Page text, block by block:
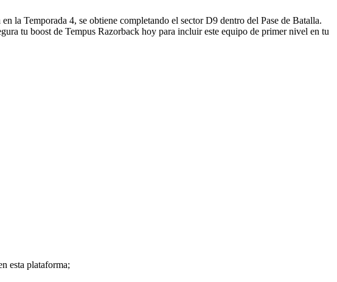
en la Temporada 4, se obtiene completando el sector D9 dentro del Pase de Batalla.
tu boost de Tempus Razorback hoy para incluir este equipo de primer nivel en tu
esta plataforma;